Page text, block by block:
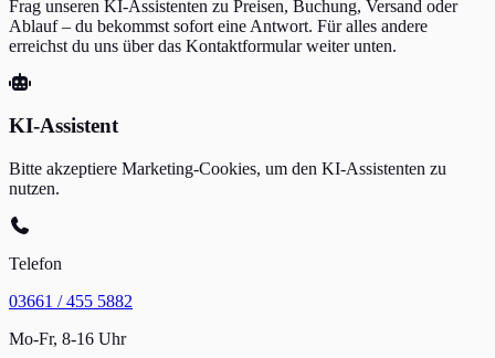
Frag unseren KI-Assistenten zu Preisen, Buchung, Versand oder
Ablauf – du bekommst sofort eine Antwort. Für alles andere
erreichst du uns über das Kontaktformular weiter unten.
KI-Assistent
Bitte akzeptiere Marketing-Cookies, um den KI-Assistenten zu
nutzen.
Telefon
03661 / 455 5882
Mo-Fr, 8-16 Uhr